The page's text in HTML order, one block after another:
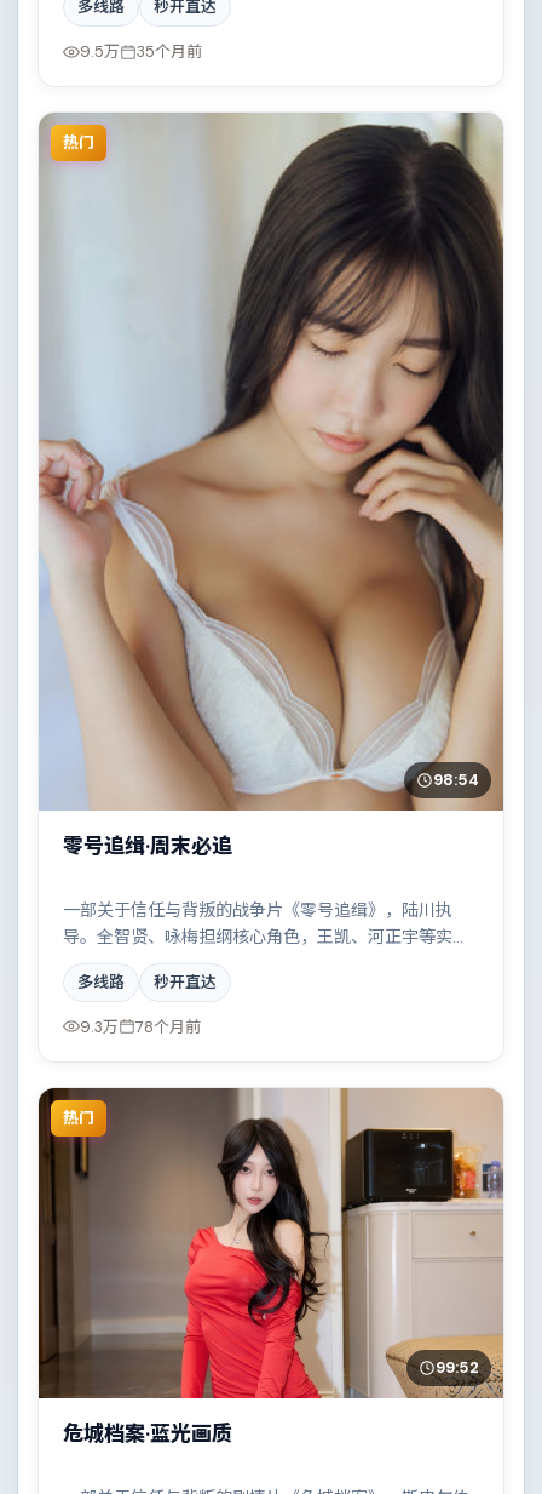
绊形成强烈对撞。影片在视听语言与叙事节奏上均有突
破，适合喜欢深度叙事的观众。
多线路 秒开直达
9.5万 35个月前
热门
98:54
零号追缉·周末必追
一部关于信任与背叛的战争片《零号追缉》，陆川执
导。全智贤、咏梅担纲核心角色，王凯、河正宇等实力
加盟，取景与班底多来自墨西哥。都市霓虹下的人性试
炼与自我救赎。结尾留白耐人寻味。
多线路 秒开直达
9.3万 78个月前
热门
99:52
危城档案·蓝光画质